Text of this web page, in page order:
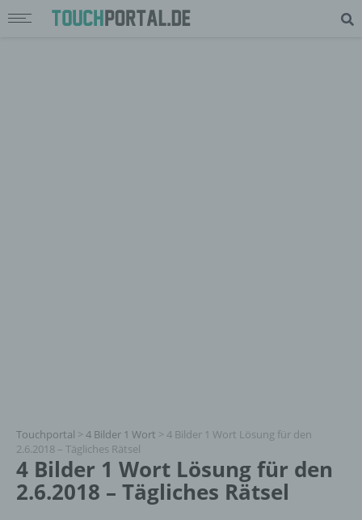
Touchportal > 4 Bilder 1 Wort > 4 Bilder 1 Wort Lösung für den
2.6.2018 – Tägliches Rätsel
4 Bilder 1 Wort Lösung für den
2.6.2018 – Tägliches Rätsel